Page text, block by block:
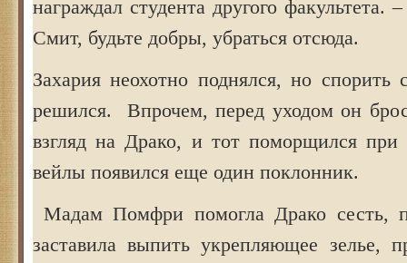
награждал студента другого факультета.
Смит, будьте добры, убраться отсюда.
Захария неохотно поднялся, но спорить
решился. Впрочем, перед уходом он
взгляд на Драко, и тот поморщился
вейлы появился еще один поклонник.
Мадам Помфри помогла Драко сесть,
заставила выпить укрепляющее зелье,